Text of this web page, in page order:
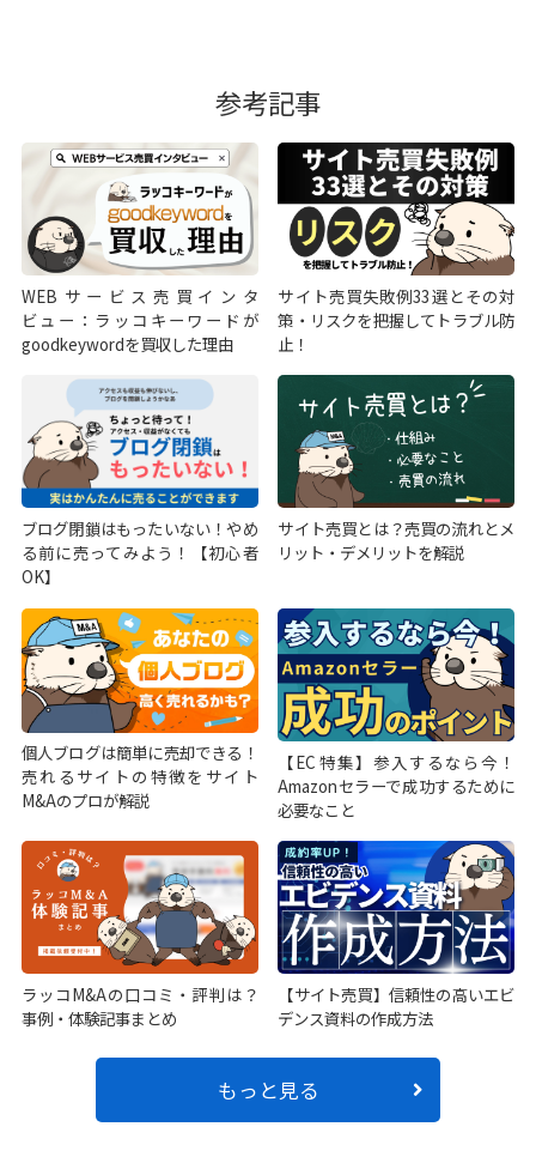
参考記事
WEBサービス売買インタ
ビュー：ラッコキーワードが
goodkeywordを買収した理由
サイト売買失敗例33選とその対
策・リスクを把握してトラブル防
止！
ブログ閉鎖はもったいない！やめ
る前に売ってみよう！【初心者
OK】
サイト売買とは？売買の流れとメ
リット・デメリットを解説
個人ブログは簡単に売却できる！
売れるサイトの特徴をサイト
M&Aのプロが解説
【EC特集】参入するなら今！
Amazonセラーで成功するために
必要なこと
ラッコM&Aの口コミ・評判は？
事例・体験記事まとめ
【サイト売買】信頼性の高いエビ
デンス資料の作成方法
もっと見る